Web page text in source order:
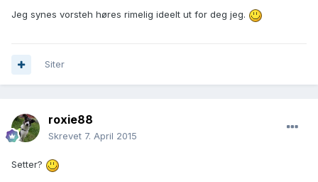
Jeg synes vorsteh høres rimelig ideelt ut for deg jeg.
Siter
roxie88
Skrevet 7. April 2015
Setter?